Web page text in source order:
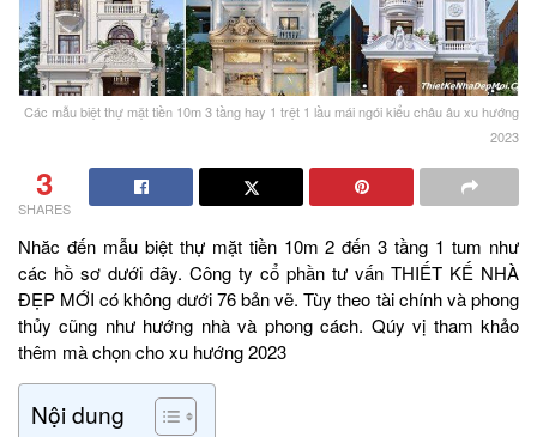
Các mẫu biệt thự mặt tiền 10m 3 tầng hay 1 trệt 1 lầu mái ngói kiểu châu âu xu hướng
2023
3
SHARES
Nhăc đến mẫu biệt thự mặt tiền 10m 2 đến 3 tầng 1 tum như
các hồ sơ dưới đây. Công ty cổ phần tư vấn THIẾT KẾ NHÀ
ĐẸP MỚI có không dưới 76 bản vẽ. Tùy theo tài chính và phong
thủy cũng như hướng nhà và phong cách. Qúy vị tham khảo
thêm mà chọn cho xu hướng 2023
Nội dung